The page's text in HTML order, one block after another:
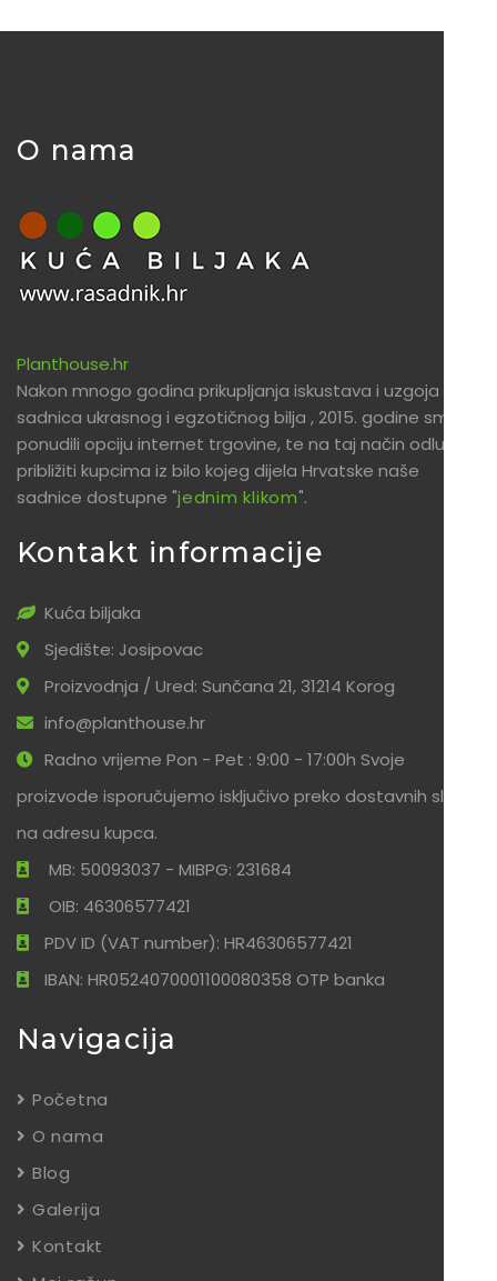
O nama
Planthouse.hr
Nakon mnogo godina prikupljanja iskustava i uzgoja
sadnica ukrasnog i egzotičnog bilja , 2015. godine smo
ponudili opciju internet trgovine, te na taj način odlučili
približiti kupcima iz bilo kojeg dijela Hrvatske naše
sadnice dostupne "jednim klikom".
Kontakt informacije
Kuća biljaka
Sjedište: Josipovac
Proizvodnja / Ured: Sunčana 21, 31214 Korog
info@planthouse.hr
Radno vrijeme Pon - Pet : 9:00 - 17:00h Svoje
proizvode isporučujemo isključivo preko dostavnih službi
na adresu kupca.
MB: 50093037 - MIBPG: 231684
OIB: 46306577421
PDV ID (VAT number): HR46306577421
IBAN: HR0524070001100080358 OTP banka
Navigacija
Početna
O nama
Blog
Galerija
Kontakt